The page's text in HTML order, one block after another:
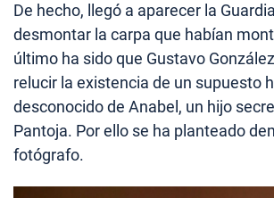
De hecho, llegó a aparecer la
desmontar la carpa que habían
último ha sido que Gustavo
relucir la existencia de un supuesto
desconocido de Anabel, un hijo
Pantoja. Por ello se ha planteado
fotógrafo.